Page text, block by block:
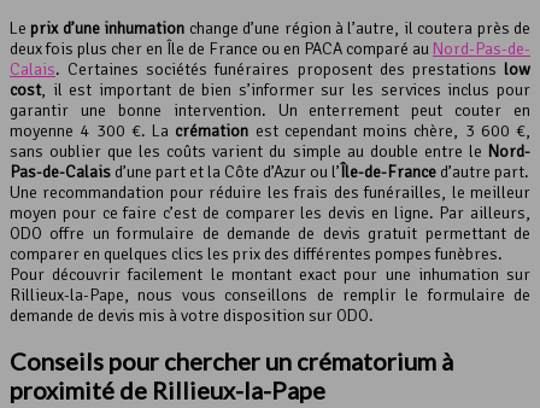
Le prix d’une inhumation change d’une région à l’autre, il coutera près de
deux fois plus cher en Île de France ou en PACA comparé au Nord-Pas-de-
Calais. Certaines sociétés funéraires proposent des prestations low
cost, il est important de bien s’informer sur les services inclus pour
garantir une bonne intervention. Un enterrement peut couter en
moyenne 4 300 €. La crémation est cependant moins chère, 3 600 €,
sans oublier que les coûts varient du simple au double entre le Nord-
Pas-de-Calais d’une part et la Côte d’Azur ou l’Île-de-France d’autre part.
Une recommandation pour réduire les frais des funérailles, le meilleur
moyen pour ce faire c’est de comparer les devis en ligne. Par ailleurs,
ODO offre un formulaire de demande de devis gratuit permettant de
comparer en quelques clics les prix des différentes pompes funèbres.
Pour découvrir facilement le montant exact pour une inhumation sur
Rillieux-la-Pape, nous vous conseillons de remplir le formulaire de
demande de devis mis à votre disposition sur ODO.
Conseils pour chercher un crématorium à
proximité de Rillieux-la-Pape